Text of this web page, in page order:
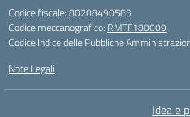
Codice fiscale: 80208490583
Codice meccanografico: RMTF180009
Codice Indice delle Pubbliche
Note Legali
Idea e